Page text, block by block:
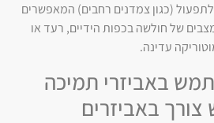
לתפעול (כגון צמדנים רחבים) המאפשרים
של חולשה בכפות הידיים, רעד או
עדינה.
באביזרי תמיכה
צורך באביזרים